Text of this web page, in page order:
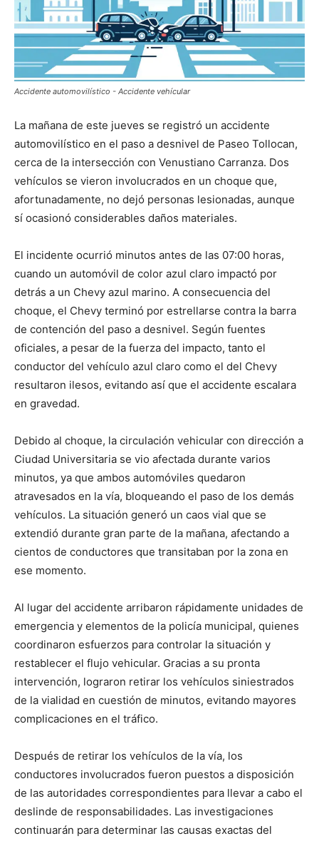
Accidente automovilístico - Accidente vehícular
La mañana de este jueves se registró un accidente
automovilístico en el paso a desnivel de Paseo Tollocan,
cerca de la intersección con Venustiano Carranza. Dos
vehículos se vieron involucrados en un choque que,
afortunadamente, no dejó personas lesionadas, aunque
sí ocasionó considerables daños materiales.
El incidente ocurrió minutos antes de las 07:00 horas,
cuando un automóvil de color azul claro impactó por
detrás a un Chevy azul marino. A consecuencia del
choque, el Chevy terminó por estrellarse contra la barra
de contención del paso a desnivel. Según fuentes
oficiales, a pesar de la fuerza del impacto, tanto el
conductor del vehículo azul claro como el del Chevy
resultaron ilesos, evitando así que el accidente escalara
en gravedad.
Debido al choque, la circulación vehicular con dirección a
Ciudad Universitaria se vio afectada durante varios
minutos, ya que ambos automóviles quedaron
atravesados en la vía, bloqueando el paso de los demás
vehículos. La situación generó un caos vial que se
extendió durante gran parte de la mañana, afectando a
cientos de conductores que transitaban por la zona en
ese momento.
Al lugar del accidente arribaron rápidamente unidades de
emergencia y elementos de la policía municipal, quienes
coordinaron esfuerzos para controlar la situación y
restablecer el flujo vehicular. Gracias a su pronta
intervención, lograron retirar los vehículos siniestrados
de la vialidad en cuestión de minutos, evitando mayores
complicaciones en el tráfico.
Después de retirar los vehículos de la vía, los
conductores involucrados fueron puestos a disposición
de las autoridades correspondientes para llevar a cabo el
deslinde de responsabilidades. Las investigaciones
continuarán para determinar las causas exactas del